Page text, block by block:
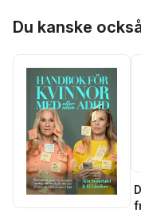
Du kanske